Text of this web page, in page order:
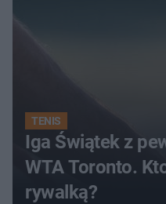
TENIS
Iga Świątek z
WTA Toronto.
rywalką?